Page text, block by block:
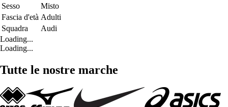
Sesso
Misto
Fascia d'età Adulti
Squadra
Audi
Loading...
Loading...
Tutte le nostre marche